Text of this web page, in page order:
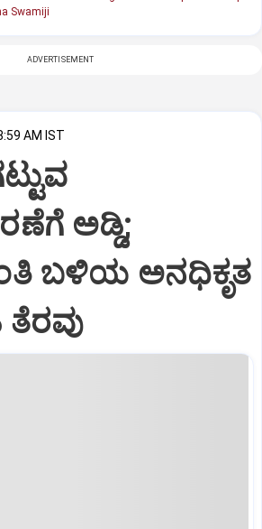
Swamiji
ADVERTISEMENT
AM IST
ಅಡ್ಡಿ;
ಬಳಿಯ ಅನಧಿಕೃತ